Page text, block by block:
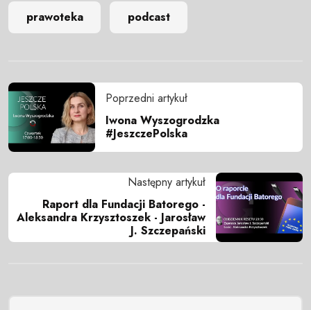
prawoteka podcast
Poprzedni artykuł
Iwona Wyszogrodzka
#JeszczePolska
Następny artykuł
Raport dla Fundacji Batorego -
Aleksandra Krzysztoszek - Jarosław
J. Szczepański